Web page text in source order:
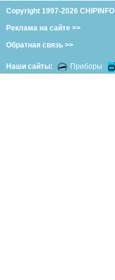
Copyright 1997-2026 CHIPINFO
Реклама на сайте >>
Обратная связь >>
Наши сайты: Приборы